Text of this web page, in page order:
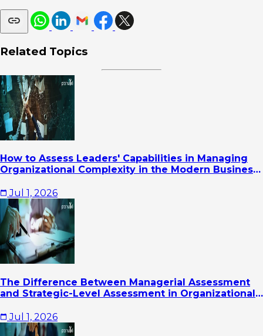
Related Topics
How to Assess Leaders' Capabilities in Managing
Organizational Complexity in the Modern Business
Jul 1, 2026
The Difference Between Managerial Assessment
and Strategic-Level Assessment in Organizational
Jul 1, 2026